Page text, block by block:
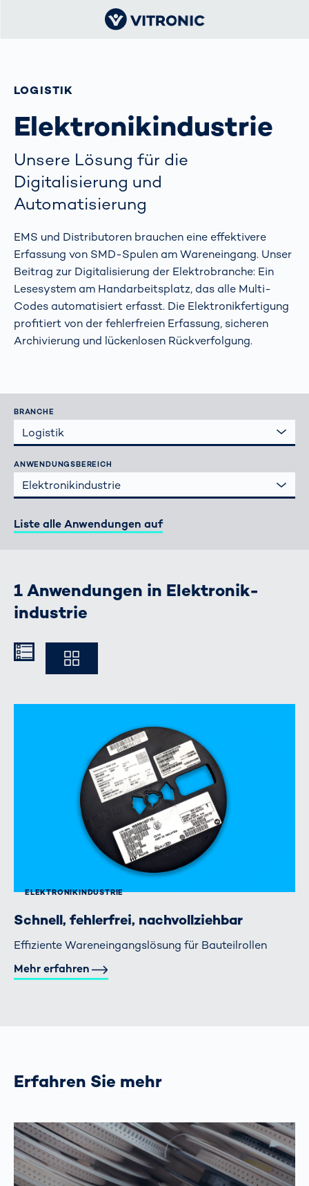
LOGISTIK
Elektronik­industrie
Unsere Lösung für die
Digitalisierung und
Automatisierung
EMS und Distributoren brauchen eine effektivere
Erfassung von SMD-Spulen am Wareneingang. Unser
Beitrag zur Digitalisierung der Elektrobranche: Ein
Lesesystem am Handarbeitsplatz, das alle Multi-
Codes automatisiert erfasst. Die Elektronikfertigung
profitiert von der fehlerfreien Erfassung, sicheren
Archivierung und lückenlosen Rückverfolgung.
BRANCHE
Logistik
ANWENDUNGSBEREICH
Elektronik­industrie
Liste alle Anwendungen auf
1 Anwendungen in Elektronik­
industrie
Kompakt
ELEKTRONIK­INDUSTRIE
Schnell, fehlerfrei, nachvollziehbar
Effiziente Wareneingangslösung für Bauteilrollen
Mehr erfahren
Erfahren Sie mehr